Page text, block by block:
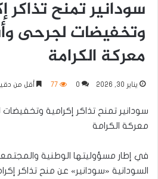
سودانير تمنح تذاكر
وتخفيضات لجرحى
معركة الكرامة
يناير 30, 2026 0
77 أقل من
سودانير تمنح تذاكر إكرامية
معركة الكرامة
في إطار مسؤوليتها الوطنية
السودانية «سودانير» عن منح تذاكر